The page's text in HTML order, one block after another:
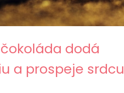
dodá
a prospeje srdcu